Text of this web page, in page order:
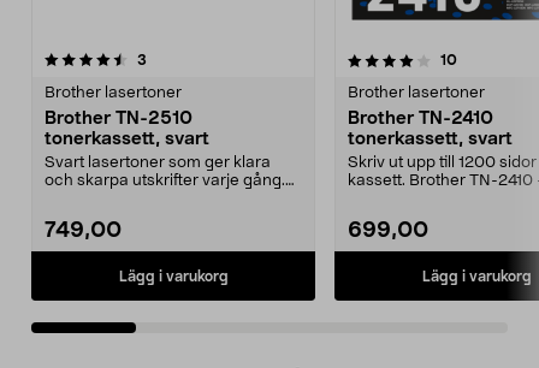
3
Brother lasertoner
Brother TN-2510
tonerkassett, svart
Svart lasertoner som ger klara
och skarpa utskrifter varje gång.
749,00
Lägg i varukorg
4.0 av 5 stjärnor 10recensioner
Brother lasertoner
Brother TN-2410
tonerkassett, svart
Skriv ut upp till 1200
kassett. Brother TN-2410
699,00
Lägg i varukorg
4.5 av 5 stjärnor